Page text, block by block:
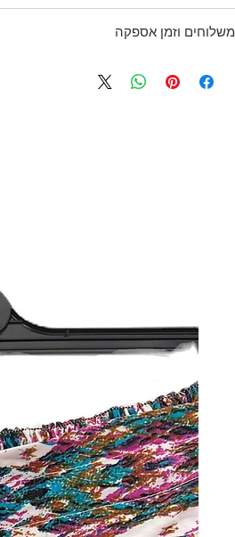
שחור ולבן.
וחיבור.
משלוחים וזמן אספקה
ולמדיניות משלוחים והחזרות